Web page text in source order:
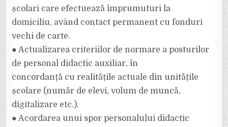
școlari care efectuează împrumuturi la
domiciliu, având contact permanent cu fonduri
vechi de carte.
● Actualizarea criteriilor de normare a posturilor
de personal didactic auxiliar, în
concordanță cu realitățile actuale din unitățile
școlare (număr de elevi, volum de muncă,
digitalizare etc.).
● Acordarea unui spor personalului didactic